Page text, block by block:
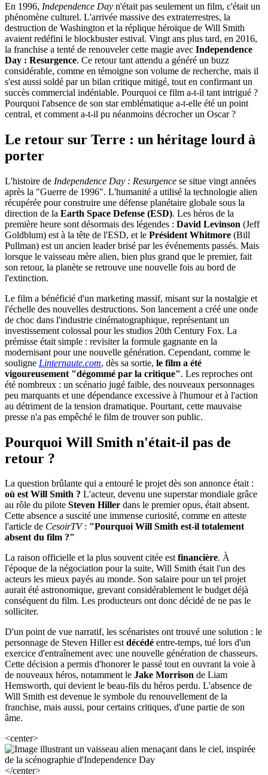
En 1996, Independence Day n'était pas seulement un film, c'était un
phénomène culturel. L'arrivée massive des extraterrestres, la
destruction de Washington et la réplique héroïque de Will Smith
avaient redéfini le blockbuster estival. Vingt ans plus tard, en 2016,
la franchise a tenté de renouveler cette magie avec Independence
Day : Resurgence. Ce retour tant attendu a généré un buzz
considérable, comme en témoigne son volume de recherche, mais il
s'est aussi soldé par un bilan critique mitigé, tout en confirmant un
succès commercial indéniable. Pourquoi ce film a-t-il tant intrigué ?
Pourquoi l'absence de son star emblématique a-t-elle été un point
central, et comment a-t-il pu néanmoins décrocher un Oscar ?
Le retour sur Terre : un héritage lourd à
porter
L'histoire de Independence Day : Resurgence se situe vingt années
après la "Guerre de 1996". L'humanité a utilisé la technologie alien
récupérée pour construire une défense planétaire globale sous la
direction de la Earth Space Defense (ESD). Les héros de la
première heure sont désormais des légendes : David Levinson (Jeff
Goldblum) est à la tête de l'ESD, et le Président Whitmore (Bill
Pullman) est un ancien leader brisé par les événements passés. Mais
lorsque le vaisseau mère alien, bien plus grand que le premier, fait
son retour, la planète se retrouve une nouvelle fois au bord de
l'extinction.
Le film a bénéficié d'un marketing massif, misant sur la nostalgie et
l'échelle des nouvelles destructions. Son lancement a créé une onde
de choc dans l'industrie cinématographique, représentant un
investissement colossal pour les studios 20th Century Fox. La
prémisse était simple : revisiter la formule gagnante en la
modernisant pour une nouvelle génération. Cependant, comme le
souligne Linternaute.com, dès sa sortie, le film a été
vigoureusement "dégommé par la critique". Les reproches ont
été nombreux : un scénario jugé faible, des nouveaux personnages
peu marquants et une dépendance excessive à l'humour et à l'action
au détriment de la tension dramatique. Pourtant, cette mauvaise
presse n'a pas empêché le film de trouver son public.
Pourquoi Will Smith n'était-il pas de
retour ?
La question brûlante qui a entouré le projet dès son annonce était :
où est Will Smith ? L'acteur, devenu une superstar mondiale grâce
au rôle du pilote Steven Hiller dans le premier opus, était absent.
Cette absence a suscité une immense curiosité, comme en atteste
l'article de CesoirTV: "Pourquoi Will Smith est-il totalement
absent du film ?"
La raison officielle et la plus souvent citée estfinancière. À
l'époque de la négociation pour la suite, Will Smith était l'un des
acteurs les mieux payés au monde. Son salaire pour un tel projet
aurait été astronomique, grevant considérablement le budget déjà
conséquent du film. Les producteurs ont donc décidé de ne pas le
solliciter.
D'un point de vue narratif, les scénaristes ont trouvé une solution : le
personnage de Steven Hiller estdécédé entre-temps, tué lors d'un
exercice d'entraînement avec une nouvelle génération de chasseurs.
Cette décision a permis d'honorer le passé tout en ouvrant la voie à
de nouveaux héros, notamment le Jake Morrison de Liam
Hemsworth, qui devient le beau-fils du héros perdu. L'absence de
Will Smith est devenue le symbole du renouvellement de la
franchise, mais aussi, pour certains critiques, d'une partie de son
âme.
<center>
</center>